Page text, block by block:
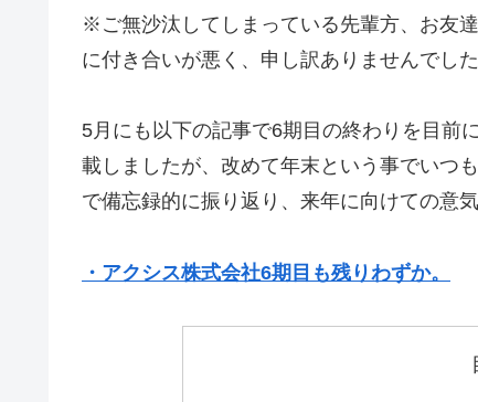
※ご無沙汰してしまっている先輩方、お友
に付き合いが悪く、申し訳ありませんでし
5月にも以下の記事で6期目の終わりを目前
載しましたが、改めて年末という事でいつ
で備忘録的に振り返り、来年に向けての意
・ アクシス株式会社6期目も残りわずか。